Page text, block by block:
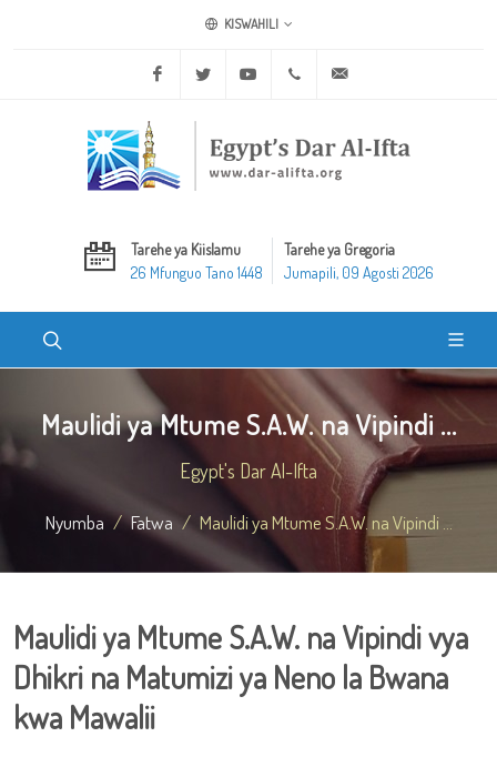
KISWAHILI
Facebook Twitter Youtube +20 2 25970400
Tarehe ya Kiislamu
26 Mfunguo Tano 1448
Tarehe ya Gregoria
Jumapili, 09 Agosti 2026
Maulidi ya Mtume S.A.W. na Vipindi ...
Egypt's Dar Al-Ifta
Nyumba Fatwa Maulidi ya Mtume S.A.W. na Vipindi ...
Maulidi ya Mtume S.A.W. na Vipindi vya
Dhikri na Matumizi ya Neno la Bwana
kwa Mawalii